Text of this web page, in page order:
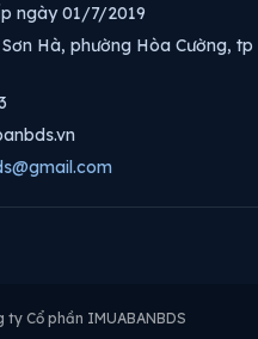
ngày 01/7/2019
Hà, phường Hòa Cường, tp
Cổ phần IMUABANBDS